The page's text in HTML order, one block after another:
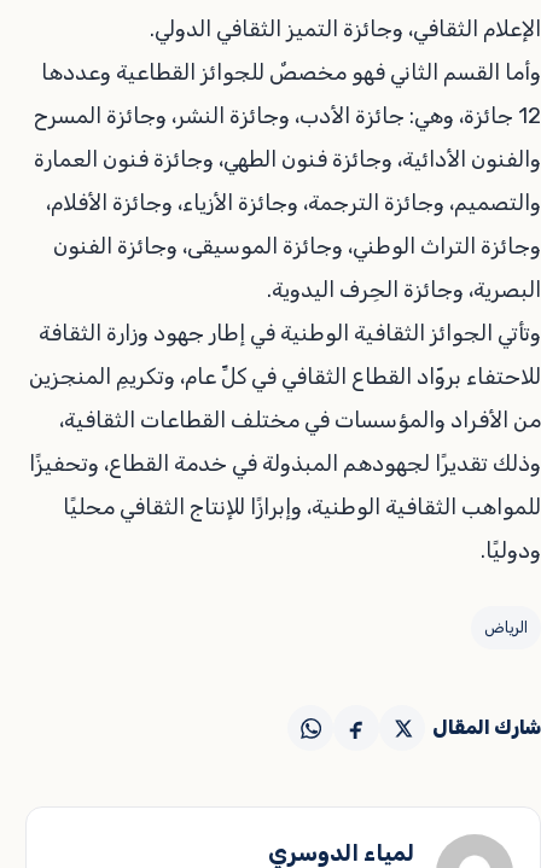
الإعلام الثقافي، وجائزة التميز الثقافي الدولي.
وأما القسم الثاني فهو مخصصٌ للجوائز القطاعية وعددها
12 جائزة، وهي: جائزة الأدب، وجائزة النشر، وجائزة المسرح
والفنون الأدائية، وجائزة فنون الطهي، وجائزة فنون العمارة
والتصميم، وجائزة الترجمة، وجائزة الأزياء، وجائزة الأفلام،
وجائزة التراث الوطني، وجائزة الموسيقى، وجائزة الفنون
البصرية، وجائزة الحِرف اليدوية.
وتأتي الجوائز الثقافية الوطنية في إطار جهود وزارة الثقافة
للاحتفاء بروّاد القطاع الثقافي في كلِّ عام، وتكريمِ المنجزين
من الأفراد والمؤسسات في مختلف القطاعات الثقافية،
وذلك تقديرًا لجهودهم المبذولة في خدمة القطاع، وتحفيزًا
للمواهب الثقافية الوطنية، وإبرازًا للإنتاج الثقافي محليًا
ودوليًا.
الرياض
شارك المقال
لمياء الدوسري